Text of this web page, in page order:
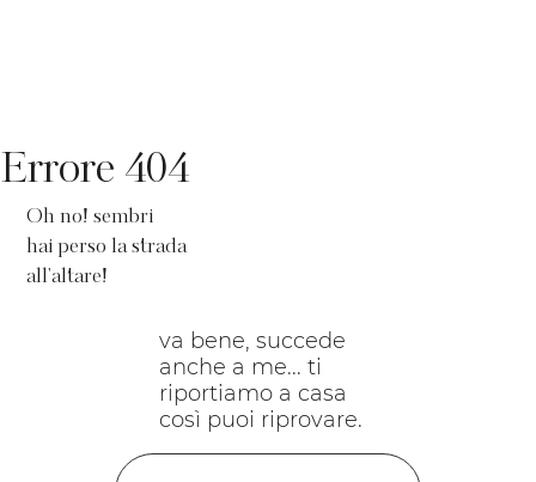
Oh no! sembri
hai perso la strada
all'altare!
Errore 404
va bene, succede
anche a me... ti
riportiamo a casa
così puoi riprovare.